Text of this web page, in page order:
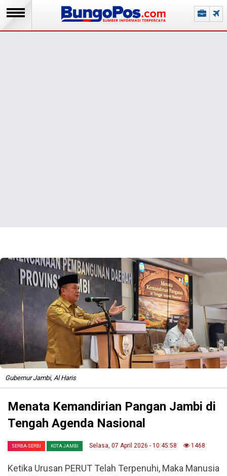
Gubernur Jambi, Al Haris
Menata Kemandirian Pangan Jambi di
Tengah Agenda Nasional
SERBA-SERBI KOTA JAMBI Selasa, 07 April 2026 - 10:45:58 1468
Ketika Urusan PERUT Telah Terpenuhi, Maka Manusia